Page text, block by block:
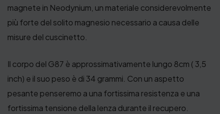
magnete in Neodynium, un materiale considerevolmente
più forte del solito magnesio necessario a causa delle
misure del cuscinetto.
Il corpo del G87 è approssimativamente lungo 8cm ( 3,5
inch) e il suo peso è di 34 grammi. Con un aspetto
pesante penseremo a una fortissima resistenza e una
fortissima tensione della lenza durante il recupero.